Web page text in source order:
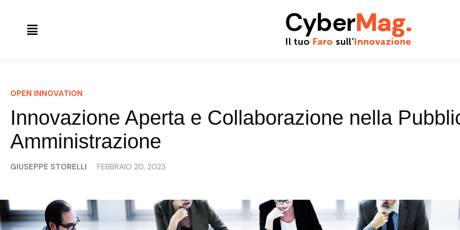
OPEN INNOVATION
Innovazione Aperta e Collaborazione nella
Amministrazione
GIUSEPPE STORELLI FEBBRAIO 20, 2023